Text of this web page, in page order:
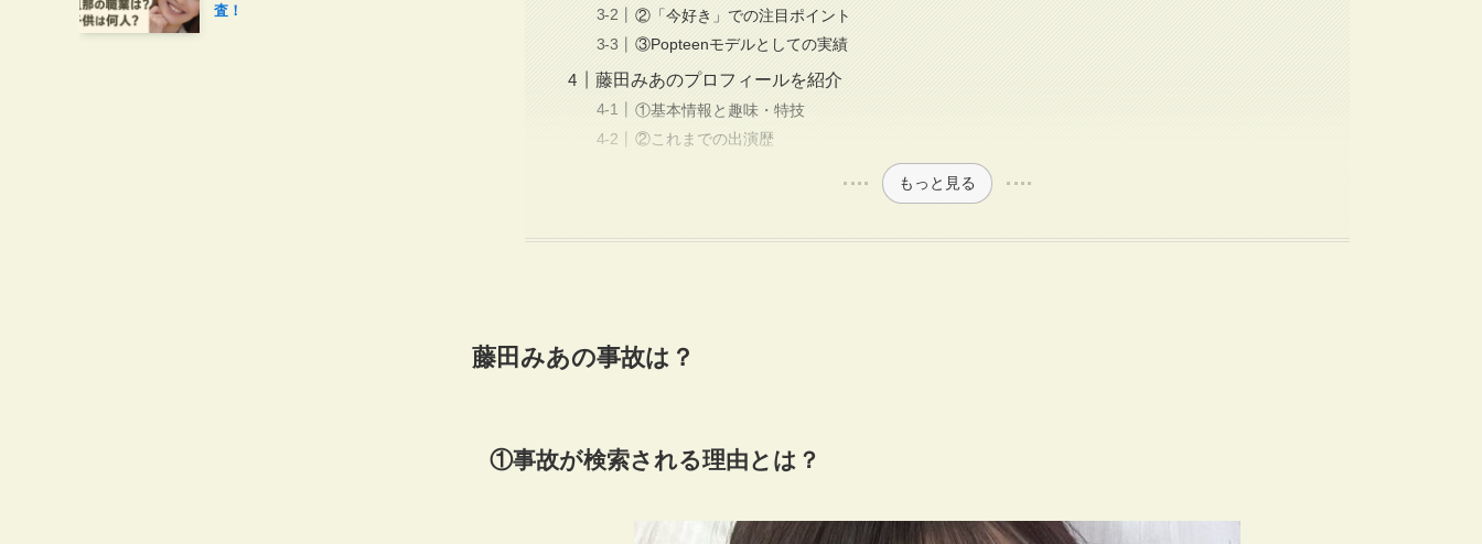
②「今好き」での注目ポイント
③Popteenモデルとしての実績
藤田みあのプロフィールを紹介
①基本情報と趣味・特技
②これまでの出演歴
もっと見る
藤田みあの事故は？
①事故が検索される理由とは？
査！